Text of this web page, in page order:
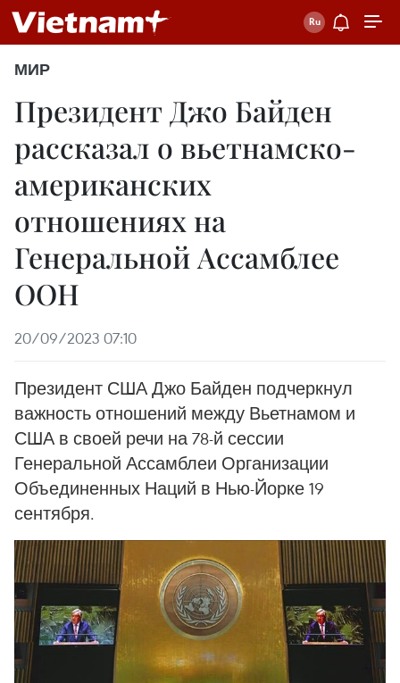
МИР
Президент Джо Байден
рассказал о вьетнамско-
американских
отношениях на
Генеральной Ассамблее
ООН
20/09/2023 07:10
Президент США Джо Байден подчеркнул
важность отношений между Вьетнамом и
США в своей речи на 78-й сессии
Генеральной Ассамблеи Организации
Объединенных Наций в Нью-Йорке 19
сентября.